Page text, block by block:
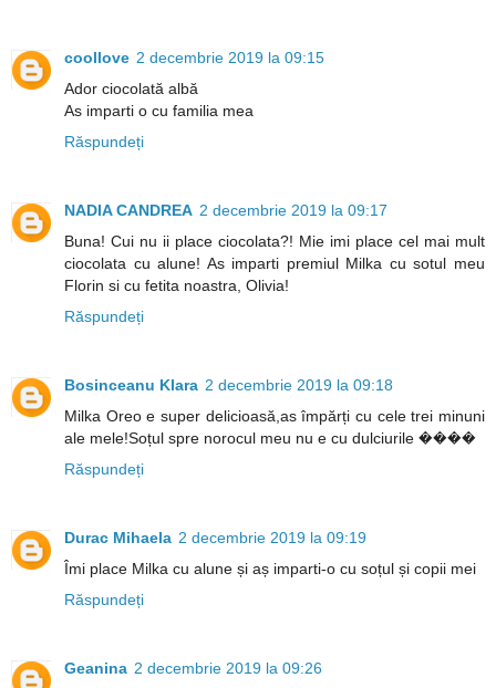
coollove 2 decembrie 2019 la 09:15
Ador ciocolată albă
As imparti o cu familia mea
Răspundeți
NADIA CANDREA 2 decembrie 2019 la 09:17
Buna! Cui nu ii place ciocolata?! Mie imi place cel mai mult
ciocolata cu alune! As imparti premiul Milka cu sotul meu
Florin si cu fetita noastra, Olivia!
Răspundeți
Bosinceanu Klara 2 decembrie 2019 la 09:18
Milka Oreo e super delicioasă,as împărți cu cele trei minuni
ale mele!Soțul spre norocul meu nu e cu dulciurile ����
Răspundeți
Durac Mihaela 2 decembrie 2019 la 09:19
Îmi place Milka cu alune și aș imparti-o cu soțul și copii mei
Răspundeți
Geanina 2 decembrie 2019 la 09:26